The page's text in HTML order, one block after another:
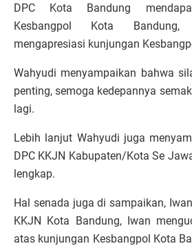
DPC Kota Bandung
Kesbangpol Kota
mengapresiasi kunjungan
Wahyudi menyampaikan bahwa
penting, semoga kedepannya
lagi.
Lebih lanjut Wahyudi juga
DPC KKJN Kabupaten/Kota Se
lengkap.
Hal senada juga di sampaikan,
KKJN Kota Bandung, Iwan
atas kunjungan Kesbangpol Kota